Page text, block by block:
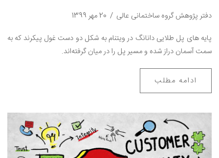
دفتر پژوهش گروه ساختمانی عالی
20 مهر 1399
پایه های پل طلایی دانانگ در ویتنام به شکل دو دست غول پیکرند که به
سمت آسمان دراز شده و مسیر پل را در میان گرفته‌اند.
ادامه مطلب